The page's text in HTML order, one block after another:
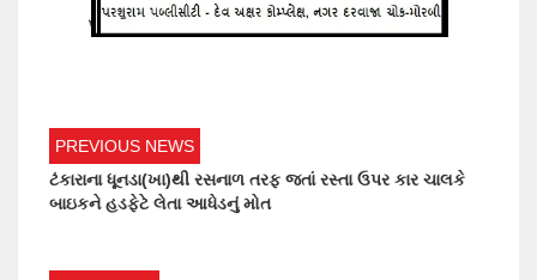
PREVIOUS NEWS
ટંકારાના ધૂનડા(ખા)થી રસનાળ તરફ જતાં રસ્તા ઉપર કાર ચાલકે
બાઇકને હડફેટે લેતા આધેડનું મોત